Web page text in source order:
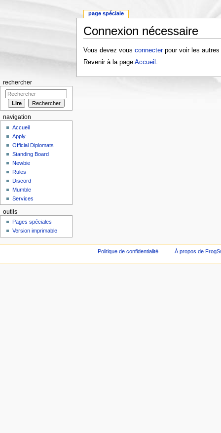
Connexion nécessaire
Vous devez vous connecterpour voir les autres
Revenir à la page Accueil .
page spéciale
rechercher
navigation
Accueil
Apply
Official Diplomats
Standing Board
Newbie
Rules
Discord
Mumble
Services
outils
Pages spéciales
Version imprimable
Politique de confidentialité À propos de